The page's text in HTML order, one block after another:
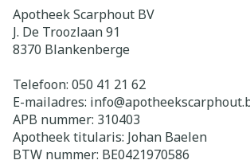
Apotheek Scarphout BV
J. De Troozlaan 91
8370 Blankenberge
Telefoon: 050 41 21 62
E-mailadres: info@
APB nummer: 310403
Apotheek titularis: Johan Baelen
BTW nummer: BE0421970586